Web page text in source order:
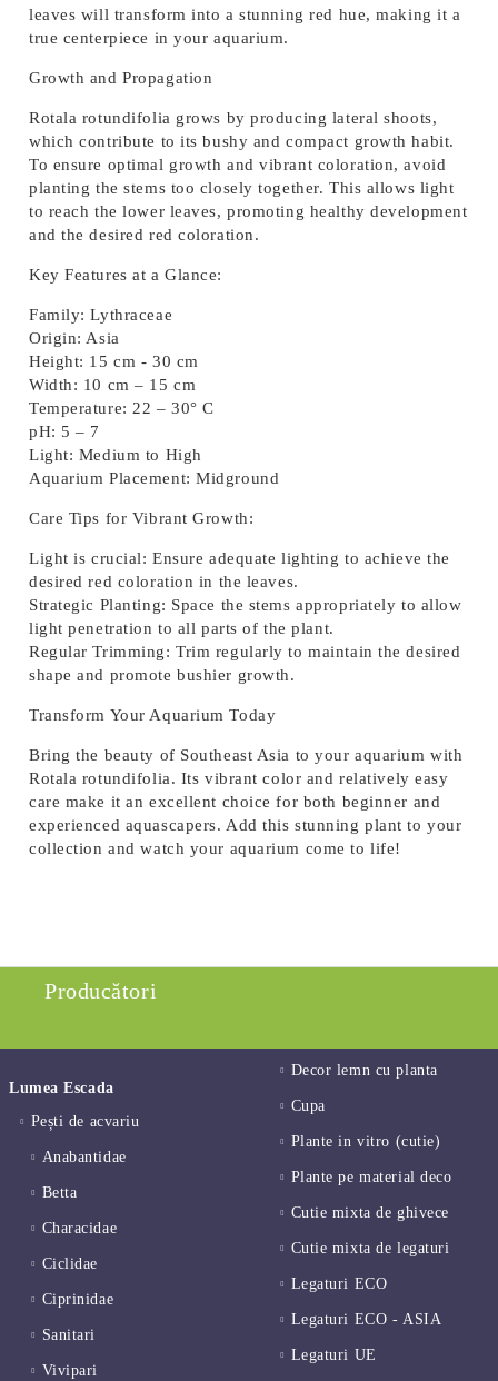
leaves will transform into a stunning red hue, making it a
true centerpiece in your aquarium.
Growth and Propagation
Rotala rotundifolia grows by producing lateral shoots,
which contribute to its bushy and compact growth habit.
To ensure optimal growth and vibrant coloration, avoid
planting the stems too closely together. This allows light
to reach the lower leaves, promoting healthy development
and the desired red coloration.
Key Features at a Glance:
Family: Lythraceae
Origin: Asia
Height: 15 cm - 30 cm
Width: 10 cm – 15 cm
Temperature: 22 – 30° C
pH: 5 – 7
Light: Medium to High
Aquarium Placement: Midground
Care Tips for Vibrant Growth:
Light is crucial: Ensure adequate lighting to achieve the
desired red coloration in the leaves.
Strategic Planting: Space the stems appropriately to allow
light penetration to all parts of the plant.
Regular Trimming: Trim regularly to maintain the desired
shape and promote bushier growth.
Transform Your Aquarium Today
Bring the beauty of Southeast Asia to your aquarium with
Rotala rotundifolia. Its vibrant color and relatively easy
care make it an excellent choice for both beginner and
experienced aquascapers. Add this stunning plant to your
collection and watch your aquarium come to life!
Producători
Lumea Escada
Pești de acvariu
Anabantidae
Betta
Characidae
Ciclidae
Ciprinidae
Sanitari
Vivipari
Decor lemn cu planta
Cupa
Plante in vitro (cutie)
Plante pe material deco
Cutie mixta de ghivece
Cutie mixta de legaturi
Legaturi ECO
Legaturi ECO - ASIA
Legaturi UE